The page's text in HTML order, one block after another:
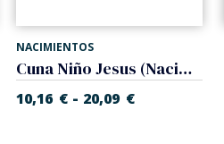
NACIMIENTOS
Cuna Niño Jesus (Nacimiento Gloria)
10,16 € - 20,09 €